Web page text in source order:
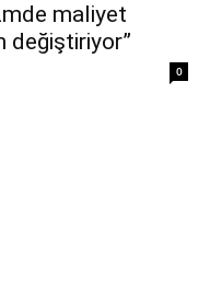
maliyet
değiştiriyor”
0